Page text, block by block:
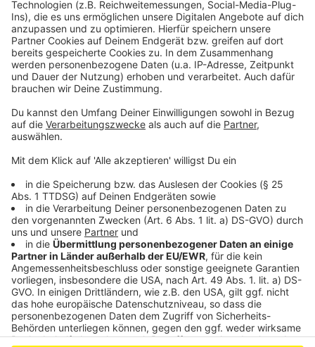
Anzeige
Grippewelle in Leverkusen angekommen
Seen und Talsperren um Leverkusen: Warnung vor
Ufereis
EVL-Arbeiten in Lützenkirchen verschoben
Anzeige